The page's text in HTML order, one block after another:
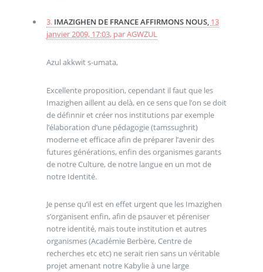
3. IMAZIGHEN DE FRANCE AFFIRMONS NOUS, 13
janvier 2009, 17:03, parAGWZUL
Azul akkwit s-umata,
Excellente proposition, cependant il faut que les
Imazighen aillent au delà, en ce sens que l’on se doit
de définnir et créer nos institutions par exemple
l’élaboration d’une pédagogie (tamssughrit)
moderne et efficace afin de préparer l’avenir des
futures générations, enfin des organismes garants
de notre Culture, de notre langue en un mot de
notre Identité.
Je pense qu’il est en effet urgent que les Imazighen
s’organisent enfin, afin de psauver et péreniser
notre identité, mais toute institution et autres
organismes (Académie Berbère, Centre de
recherches etc etc) ne serait rien sans un véritable
projet amenant notre Kabylie à une large